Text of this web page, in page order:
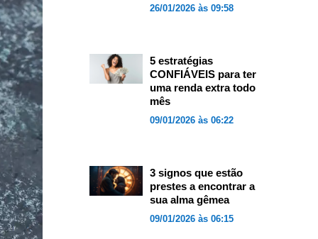
26/01/2026 às 09:58
5 estratégias
CONFIÁVEIS para ter
uma renda extra todo
mês
09/01/2026 às 06:22
3 signos que estão
prestes a encontrar a
sua alma gêmea
09/01/2026 às 06:15